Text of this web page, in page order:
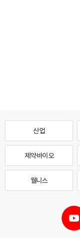
산업
제약·바이오
웰니스